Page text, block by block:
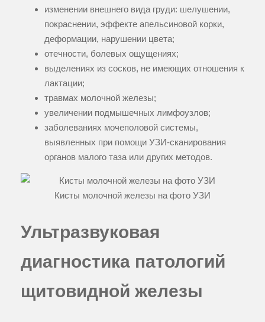
изменении внешнего вида груди: шелушении,
покраснении, эффекте апельсиновой корки,
деформации, нарушении цвета;
отечности, болевых ощущениях;
выделениях из сосков, не имеющих отношения к
лактации;
травмах молочной железы;
увеличении подмышечных лимфоузлов;
заболеваниях мочеполовой системы,
выявленных при помощи УЗИ-сканирования
органов малого таза или других методов.
Кисты молочной железы на фото УЗИ
Ультразвуковая
диагностика патологий
щитовидной железы